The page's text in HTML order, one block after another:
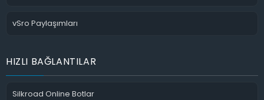
vSro Paylaşımları
HIZLI BAĞLANTILAR
Silkroad Online Botlar